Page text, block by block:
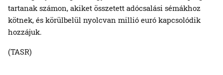
tartanak számon, akiket összetett adócsalási sémákhoz
kötnek, és körülbelül nyolcvan millió euró kapcsolódik
hozzájuk.
(TASR)